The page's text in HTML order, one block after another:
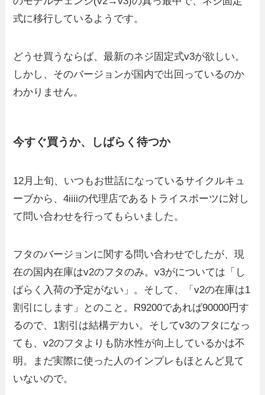
式に移行しているようです。
どうせ買うならば、最新のネジ固定式v3が欲しい。
しかし、そのバージョンが国内で出回っているのか
わかりません。
今すぐ買うか、しばらく待つか
12月上旬、いつもお世話になっているサイクルキュ
ーブから、4iiiiの代理店であるトライスポーツに対し
て問い合わせを行ってもらいました。
フタのバージョンに関する問い合わせでしたが、現
在の国内在庫はv2のフタのみ。v3がについては「し
ばらく入荷の予定がない」。そして、「v2の在庫は1
割引にします」とのこと。R9200であれば90000円す
るので、1割引は結構デカい。そしてv3のフタになっ
ても、v2のフタよりも防水性が向上しているかは不
明。まだ実際に使った人のインプレもほとんど見て
いないので。